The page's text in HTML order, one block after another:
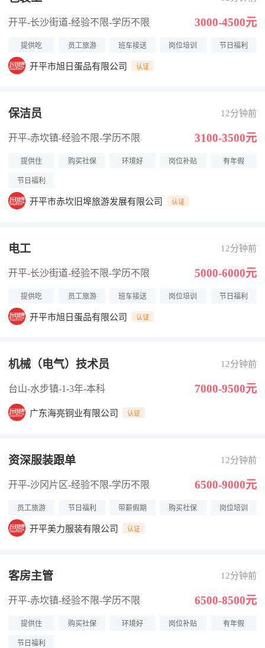
开平-长沙街道-经验不限-学历不限 3000-4500元
提供吃 员工旅游 班车接送 岗位培训 节日福利
开平市旭日蛋品有限公司 认证
保洁员 12分钟前
开平-赤坎镇-经验不限-学历不限 3100-3500元
提供住 购买社保 环境好 岗位补贴 有年假
节日福利
开平市赤坎旧埠旅游发展有限公司 认证
电工 12分钟前
开平-长沙街道-经验不限-学历不限 5000-6000元
提供吃 员工旅游 班车接送 岗位培训 节日福利
开平市旭日蛋品有限公司 认证
机械（电气）技术员 12分钟前
台山-水步镇-1-3年-本科 7000-9500元
广东海亮铜业有限公司 认证
资深服装跟单 12分钟前
开平-沙冈片区-经验不限-学历不限 6500-9000元
员工旅游 节日福利 带薪假期 购买社保 岗位培训
开平美力服装有限公司 认证
客房主管 12分钟前
开平-赤坎镇-经验不限-学历不限 6500-8500元
提供住 购买社保 环境好 岗位补贴 有年假
节日福利